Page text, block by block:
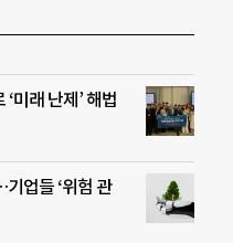
미래 난제’ 해법
업들 ‘위험 관